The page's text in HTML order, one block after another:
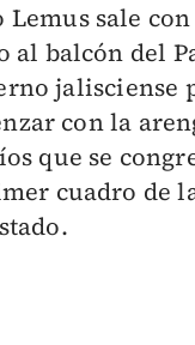
Lemus sale
al balcón del
jalisciense
con la
que se
cuadro de